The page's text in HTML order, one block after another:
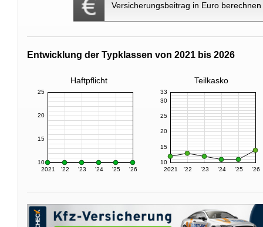
Versicherungsbeitrag in Euro berechnen
Entwicklung der Typklassen von 2021 bis 2026
Haftpflicht Teilkasko
2021 '22 '23 '24 '25 '26
10
15
20
25
2021 '22 '23 '24 '25 '26
10
15
20
25
30
33